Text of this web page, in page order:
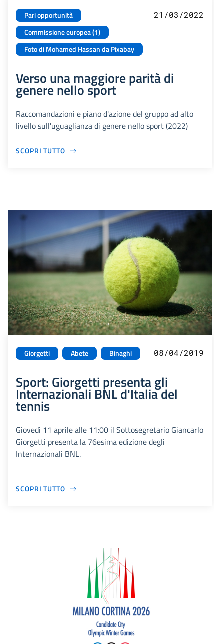
Pari opportunità
Commissione europea (1)
Foto di Mohamed Hassan da Pixabay
21/03/2022
Verso una maggiore parità di
genere nello sport
Raccomandazioni e piano d'azione del gruppo ad alto
livello sull'uguaglianza di genere nello sport (2022)
SCOPRI TUTTO
Giorgetti Abete Binaghi 08/04/2019
Sport: Giorgetti presenta gli
Internazionali BNL d'Italia del
tennis
Giovedì 11 aprile alle 11:00 il Sottosegretario Giancarlo
Giorgetti presenta la 76esima edizione degli
Internazionali BNL.
SCOPRI TUTTO